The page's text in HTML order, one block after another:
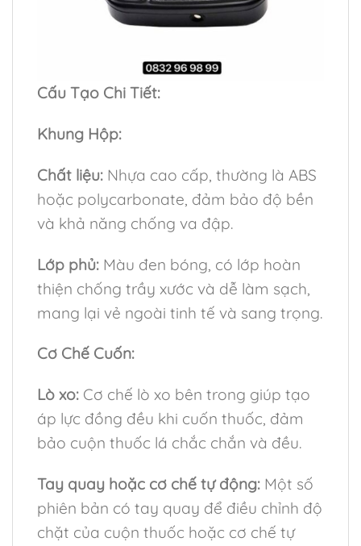
Cấu Tạo Chi Tiết:
Khung Hộp:
Chất liệu: Nhựa cao cấp, thường là ABS
hoặc polycarbonate, đảm bảo độ bền
và khả năng chống va đập.
Lớp phủ: Màu đen bóng, có lớp hoàn
thiện chống trầy xước và dễ làm sạch,
mang lại vẻ ngoài tinh tế và sang trọng.
Cơ Chế Cuốn:
Lò xo: Cơ chế lò xo bên trong giúp tạo
áp lực đồng đều khi cuốn thuốc, đảm
bảo cuộn thuốc lá chắc chắn và đều.
Tay quay hoặc cơ chế tự động: Một số
phiên bản có tay quay để điều chỉnh độ
chặt của cuộn thuốc hoặc cơ chế tự